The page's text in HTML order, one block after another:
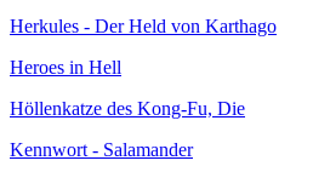
Herkules - Der Held von Karthago
Heroes in Hell
Höllenkatze des Kong-Fu, Die
Kennwort - Salamander